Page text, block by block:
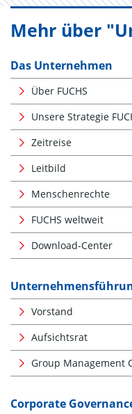
Mehr über
Das Unternehmen
Über FUCHS
Unsere Strategie
Zeitreise
Leitbild
Menschenrechte
FUCHS weltweit
Download-Center
Vorstand
Aufsichtsrat
Group Management
Corporate